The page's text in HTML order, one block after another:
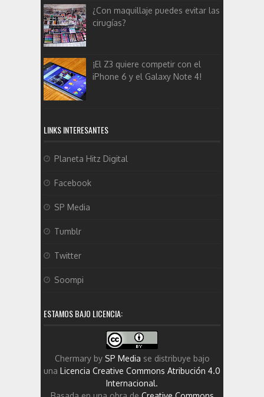
¿Con maquillaje puedes evitar las
cirugías?
¡El Z3 quiere competir con el
iPhone 6 y el Galaxy Note 4!
LINKS INTERESANTES
Planeta Hitz Digital
Facebook
SP Media
Tumblr
Twitter
Soompi
ESTAMOS BAJO LICENCIA:
Chermaryby SP Media se distribuye bajo
una Licencia Creative Commons Atribución 4.0
Internacional.